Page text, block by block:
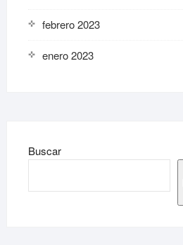
febrero 2023
enero 2023
Buscar